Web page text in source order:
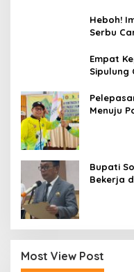
Heboh!
Serbu
Empat
Sipulung
Menuju
Bupati
Bekerja
Most View Post